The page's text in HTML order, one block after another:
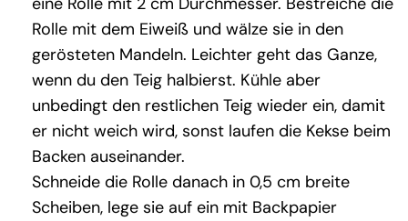
Rolle mit dem Eiweiß und wälze sie in den
gerösteten Mandeln. Leichter geht das Ganze,
wenn du den Teig halbierst. Kühle aber
unbedingt den restlichen Teig wieder ein, damit
er nicht weich wird, sonst laufen die Kekse beim
Backen auseinander.
Schneide die Rolle danach in 0,5 cm breite
Scheiben, lege sie auf ein mit Backpapier